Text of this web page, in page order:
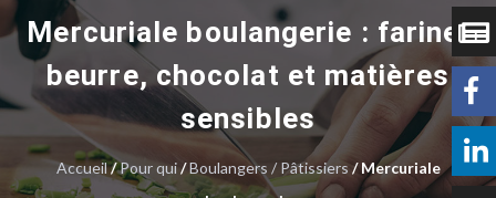
Nos conseillers
DionySols
Nos versions
Nos autres
Solutions
Mercuriale boulangerie : farine,
beurre, chocolat et matières
sensibles
Accueil/Pour qui/Boulangers / Pâtissiers / Mercuriale